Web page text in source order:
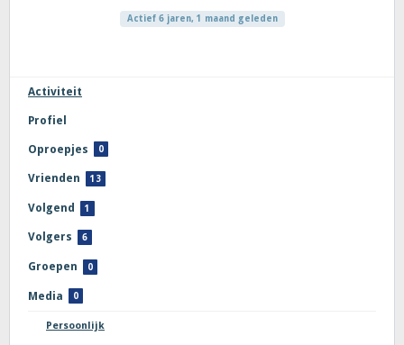
Actief 6 jaren, 1 maand geleden
Activiteit
Profiel
Oproepjes 0
Vrienden 13
Volgend 1
Volgers 6
Groepen 0
Media 0
Persoonlijk